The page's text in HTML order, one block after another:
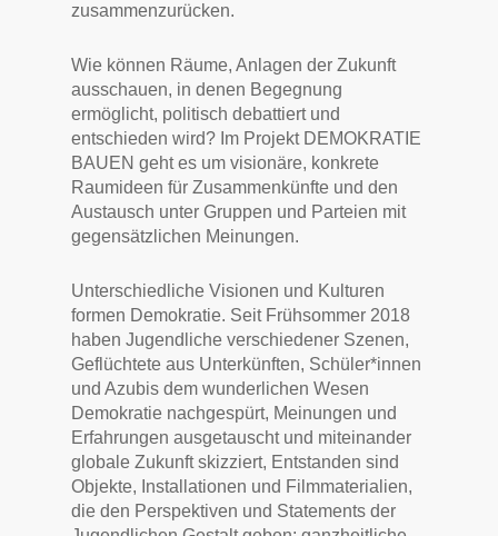
zusammenzurücken.
Wie können Räume, Anlagen der Zukunft
ausschauen, in denen Begegnung
ermöglicht, politisch debattiert und
entschieden wird? Im Projekt DEMOKRATIE
BAUEN geht es um visionäre, konkrete
Raumideen für Zusammenkünfte und den
Austausch unter Gruppen und Parteien mit
gegensätzlichen Meinungen.
Unterschiedliche Visionen und Kulturen
formen Demokratie. Seit Frühsommer 2018
haben Jugendliche verschiedener Szenen,
Geflüchtete aus Unterkünften, Schüler*innen
und Azubis dem wunderlichen Wesen
Demokratie nachgespürt, Meinungen und
Erfahrungen ausgetauscht und miteinander
globale Zukunft skizziert, Entstanden sind
Objekte, Installationen und Filmmaterialien,
die den Perspektiven und Statements der